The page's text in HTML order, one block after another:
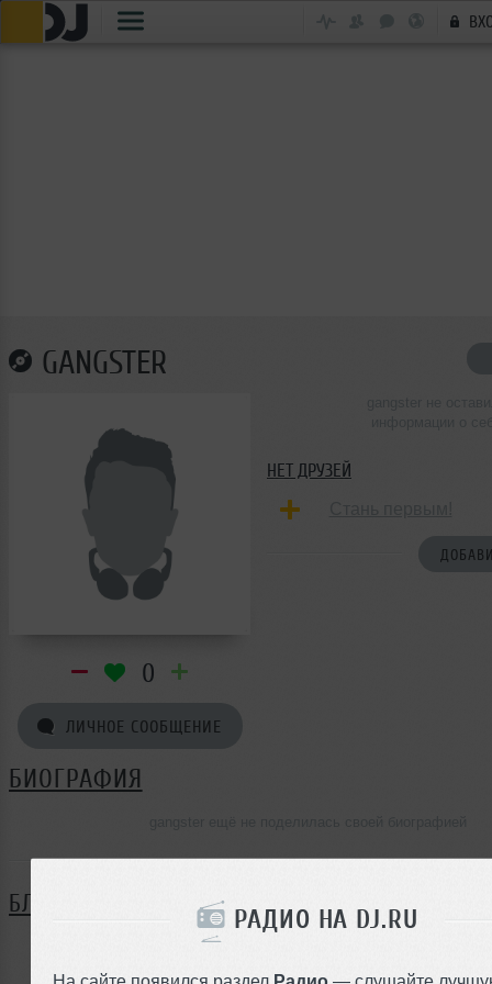
РАДИО НА DJ.RU
На сайте появился раздел Радио — слушайте
GANGSTER
0
ЛИЧНОЕ СООБЩЕНИЕ
НЕТ ДРУЗЕЙ
БИОГРАФИЯ
БЛОГ